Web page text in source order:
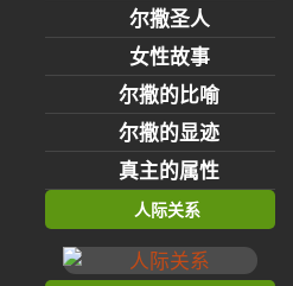
尔撒圣人
女性故事
尔撒的比喻
尔撒的显迹
真主的属性
人际关系